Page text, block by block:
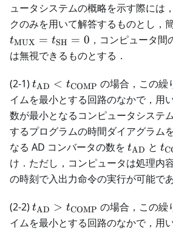
ュータシステムの概略を示す際には
クのみを用いて解答するものとし，
tMUX = tSH = 0 ，コンピュータ
は無視できるものとする．
(2-1)t_{\text{AD}} <
t_{\text{COMP}}
tAD < tCOMP の場合，この繰
イムを最小とする回路のなかで，用
数が最小となるコンピュータシステ
するプログラムの時間ダイアグラム
なる AD コンバータの数を tAD と t
け．ただし，コンピュータは処理内
の時刻で入出力命令の実行が可能で
(2-2)t_{\text{AD}} >
t_{\text{COMP}}
tAD > tCOMP の場合，この繰
イムを最小とする回路のなかで，用